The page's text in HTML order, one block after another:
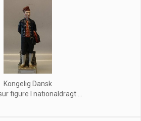
Kongelig Dansk
figure I nationaldragt ...